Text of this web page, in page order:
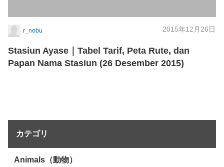
r_nobu 2015年12月26日
Stasiun Ayase｜Tabel Tarif, Peta Rute, dan
Papan Nama Stasiun (26 Desember 2015)
カテゴリ
Animals（動物）